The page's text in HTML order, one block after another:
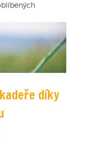
díky